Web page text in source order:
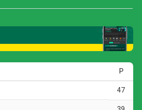
levou perigo em uma cabeçada
defendida por Jandrei. O Juventude
quando Alisson Safira também
mandou a bola para fora.